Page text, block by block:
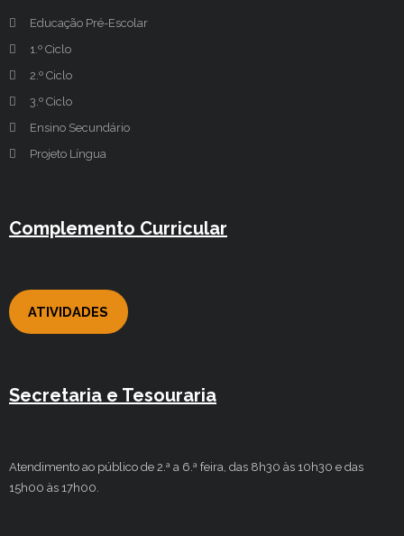
Educação Pré-Escolar
1.º Ciclo
2.º Ciclo
3.º Ciclo
Ensino Secundário
Projeto Língua
Complemento Curricular
ATIVIDADES
Secretaria e Tesouraria
Atendimento ao público de 2.ª a 6.ª feira, das 8h30 às 10h30 e das
15h00 às 17h00.